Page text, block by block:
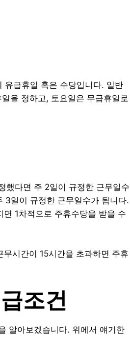
유급휴일 혹은 수당입니다. 일반
을 정하고, 토요일은 무급휴일로
했다면 주 2일이 규정한 근무일수
3일이 규정한 근무일수가 됩니다.
1차적으로 주휴수당을 받을 수
시간이 15시간을 초과하면 주휴
조건
알아보겠습니다. 위에서 얘기한